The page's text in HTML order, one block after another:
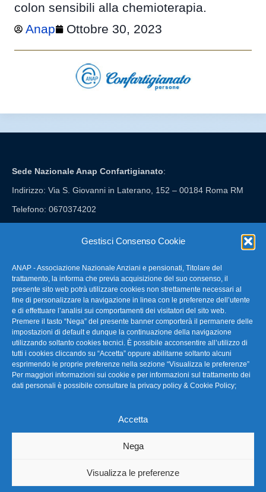
Gestisci Consenso Cookie
ANAP - Associazione Nazionale Anziani e pensionati, Titolare del
trattamento, la informa che previa acquisizione del suo consenso, il
presente sito web potrà utilizzare cookies non strettamente necessari al
fine di personalizzare la navigazione in linea con le preferenze dell’utente
e di effettuare l’analisi sui comportamenti dei visitatori del sito web.
Premere il tasto “Nega” del presente banner comporterà il permanere delle
impostazioni di default e dunque la continuazione della navigazione
utilizzando soltanto cookies tecnici. È possibile acconsentire all’utilizzo di
tutti i cookies cliccando su “Accetta” oppure abilitarne soltanto alcuni
esprimendo le proprie preferenze nella sezione “Visualizza le preferenze”
Per maggiori informazioni sui cookie e per informazioni sul trattamento dei
dati personali è possibile consultare la privacy policy & Cookie Policy;
Accetta
Nega
Visualizza le preferenze
colon sensibili alla chemioterapia.
Anap
Ottobre 30, 2023
Sede Nazionale Anap Confartigianato:
Indirizzo: Via S. Giovanni in Laterano, 152 – 00184 Roma RM
Telefono: 0670374202
FAQ – Domande Frequenti
La nostra Newsletter
Link Utili
TG Confartigianato
Privacy & Cookie Policy
Seguici